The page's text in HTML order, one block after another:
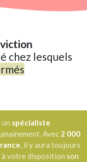
chez lesquels
spécialiste
Avec 2 000
, il y aura toujours
votre disposition son